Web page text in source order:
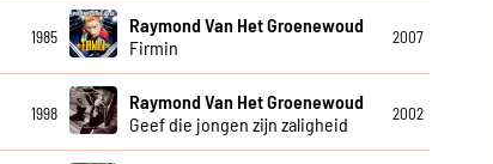
1985
Raymond Van Het Groenewoud
Firmin
2007
1998
Raymond Van Het Groenewoud
Geef die jongen zijn zaligheid
2002